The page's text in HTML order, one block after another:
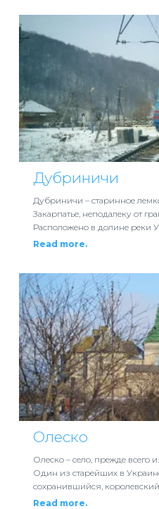
Дубриничи
Дубриничи – старинное
Закарпатье, неподалеку от
Расположено в долине реки
Read more.
Олеско
Олеско – село, прежде всего
Один из старейших в
сохранившийся,
Read more.